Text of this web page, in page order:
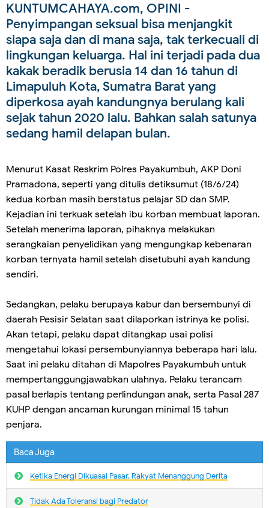
KUNTUMCAHAYA.com, OPINI -
Penyimpangan seksual bisa menjangkit
siapa saja dan di mana saja, tak terkecuali di
lingkungan keluarga. Hal ini terjadi pada dua
kakak beradik berusia 14 dan 16 tahun di
Limapuluh Kota, Sumatra Barat yang
diperkosa ayah kandungnya berulang kali
sejak tahun 2020 lalu. Bahkan salah satunya
sedang hamil delapan bulan.
Menurut Kasat Reskrim Polres Payakumbuh, AKP Doni
Pramadona, seperti yang ditulis detiksumut (18/6/24)
kedua korban masih berstatus pelajar SD dan SMP.
Kejadian ini terkuak setelah ibu korban membuat laporan.
Setelah menerima laporan, pihaknya melakukan
serangkaian penyelidikan yang mengungkap kebenaran
korban ternyata hamil setelah disetubuhi ayah kandung
sendiri.
Sedangkan, pelaku berupaya kabur dan bersembunyi di
daerah Pesisir Selatan saat dilaporkan istrinya ke polisi.
Akan tetapi, pelaku dapat ditangkap usai polisi
mengetahui lokasi persembunyiannya beberapa hari lalu.
Saat ini pelaku ditahan di Mapolres Payakumbuh untuk
mempertanggungjawabkan ulahnya. Pelaku terancam
pasal berlapis tentang perlindungan anak, serta Pasal 287
KUHP dengan ancaman kurungan minimal 15 tahun
penjara.
Baca Juga
Ketika Energi Dikuasai Pasar, Rakyat Menanggung Derita
Tidak Ada Toleransi bagi Predator